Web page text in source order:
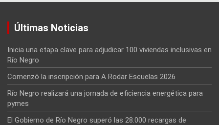
Últimas Noticias
Inicia una etapa clave para adjudicar 100 viviendas inclusivas en
Río Negro
Comenzó la inscripción para A Rodar Escuelas 2026
Río Negro realizará una jornada de eficiencia energética para
pymes
El Gobierno de Río Negro superó las 28.000 recargas de